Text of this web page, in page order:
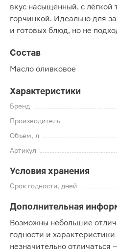
вкус насыщенный, с лёгкой
горчинкой. Идеально для
и готовых блюд, но не
Состав
Масло оливковое
Характеристики
Бренд
Производитель
Объем, л
Артикул
Условия хранения
Срок годности, дней
Дополнительная
Возможны небольшие
годности и
незначительно отличаться